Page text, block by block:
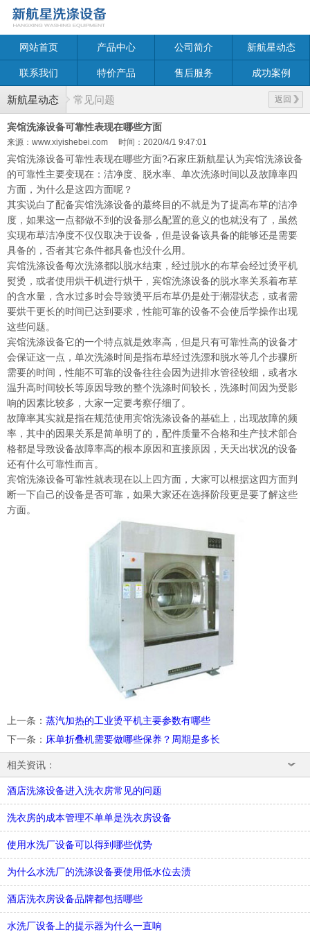
网站首页 产品中心 公司简介 新航星动态
联系我们 特价产品 售后服务 成功案例
新航星动态 返回
常见问题
宾馆洗涤设备可靠性表现在哪些方面
来源：www.xiyishebei.com 时间：2020/4/1 9:47:01
宾馆洗涤设备可靠性表现在哪些方面?石家庄新航星认为宾馆洗涤设备
的可靠性主要变现在：洁净度、脱水率、单次洗涤时间以及故障率四
方面，为什么是这四方面呢？
其实说白了配备宾馆洗涤设备的蕞终目的不就是为了提高布草的洁净
度，如果这一点都做不到的设备那么配置的意义的也就没有了，虽然
实现布草洁净度不仅仅取决于设备，但是设备该具备的能够还是需要
具备的，否者其它条件都具备也没什么用。
宾馆洗涤设备每次洗涤都以脱水结束，经过脱水的布草会经过烫平机
熨烫，或者使用烘干机进行烘干，宾馆洗涤设备的脱水率关系着布草
的含水量，含水过多时会导致烫平后布草仍是处于潮湿状态，或者需
要烘干更长的时间已达到要求，性能可靠的设备不会使后学操作出现
这些问题。
宾馆洗涤设备它的一个特点就是效率高，但是只有可靠性高的设备才
会保证这一点，单次洗涤时间是指布草经过洗漂和脱水等几个步骤所
需要的时间，性能不可靠的设备往往会因为进排水管径较细，或者水
温升高时间较长等原因导致的整个洗涤时间较长，洗涤时间因为受影
响的因素比较多，大家一定要考察仔细了。
故障率其实就是指在规范使用宾馆洗涤设备的基础上，出现故障的频
率，其中的因果关系是简单明了的，配件质量不合格和生产技术部合
格都是导致设备故障率高的根本原因和直接原因，天天出状况的设备
还有什么可靠性而言。
宾馆洗涤设备可靠性就表现在以上四方面，大家可以根据这四方面判
断一下自己的设备是否可靠，如果大家还在选择阶段更是要了解这些
方面。
上一条 ： 蒸汽加热的工业烫平机主要参数有哪些
下一条 ： 床单折叠机需要做哪些保养？周期是多长
相关资讯：
酒店洗涤设备进入洗衣房常见的问题
洗衣房的成本管理不单单是洗衣房设备
使用水洗厂设备可以得到哪些优势
为什么水洗厂的洗涤设备要使用低水位去渍
酒店洗衣房设备品牌都包括哪些
水洗厂设备上的提示器为什么一直响